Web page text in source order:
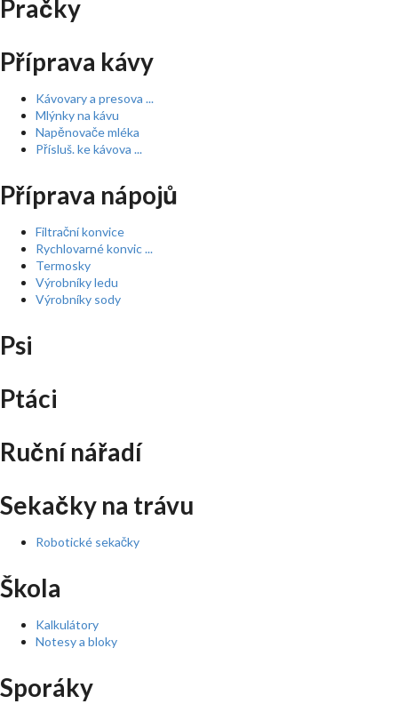
Pračky
Příprava kávy
Kávovary a presova ...
Mlýnky na kávu
Napěnovače mléka
Přísluš. ke kávova ...
Příprava nápojů
Filtrační konvice
Rychlovarné konvic ...
Termosky
Výrobníky ledu
Výrobníky sody
Psi
Ptáci
Ruční nářadí
Sekačky na trávu
Robotické sekačky
Škola
Kalkulátory
Notesy a bloky
Sporáky